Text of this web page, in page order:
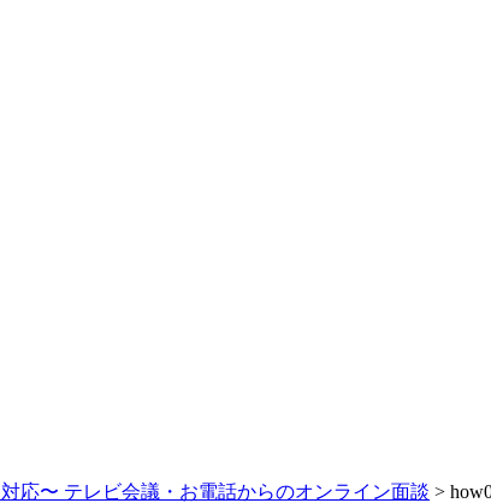
応〜 テレビ会議・お電話からのオンライン面談 >